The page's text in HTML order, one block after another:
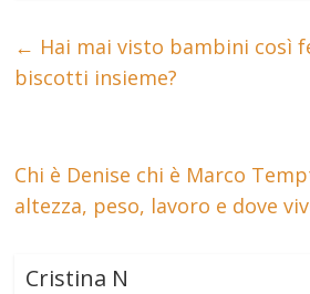
← Hai mai visto bambini così
biscotti insieme?
Chi è Denise chi è Marco
altezza, peso, lavoro e dove
Cristina N